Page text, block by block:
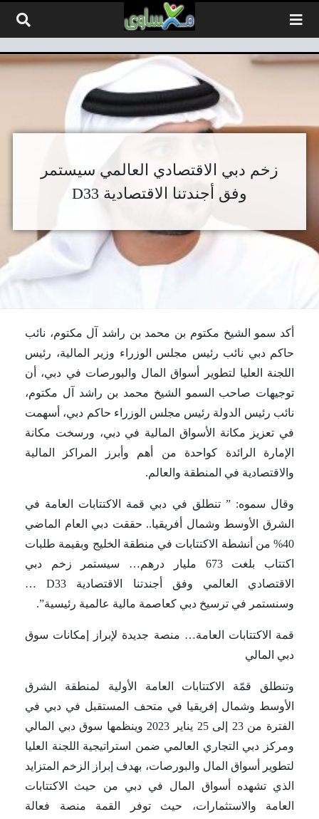
زخم دبي الاقتصادي العالمي سيستمر
وفق أجندتنا الاقتصادية D33
أكد سمو الشيخ مكتوم بن محمد بن راشد آل مكتوم، نائب
حاكم دبي نائب رئيس مجلس الوزراء وزير المالية، رئيس
اللجنة العليا لتطوير أسواق المال والبورصات في دبي، أن
توجيهات صاحب السمو الشيخ محمد بن راشد آل مكتوم،
نائب رئيس الدولة رئيس مجلس الوزراء حاكم دبي، أسهمت
في تعزيز مكانة الأسواق المالية في دبي، ورسخت مكانة
الإمارة الرائدة كواحدة من أهم وأبرز المراكز المالية
والاقتصادية في المنطقة والعالم.
وقال سموه: ” تنطلق في دبي قمة الاكتتابات العامة في
الشرق الأوسط وشمال أفريقيا.. حققت دبي العام الماضي
40% من أنشطة الاكتتابات في منطقة الخليج وبقيمة طلبات
اكتتاب بلغت 673 مليار درهم… سيستمر زخم دبي
الاقتصادي العالمي وفق أجندتنا الاقتصادية D33 …
وسنستمر في ترسيخ دبي كعاصمة مالية عالمية رئيسية”.
قمة الاكتتابات العامة… منصة جديدة لإبراز إمكانات سوق
دبي المالي
وتنطلق قمّة الاكتتابات العامة الأولية لمنطقة الشرق
الأوسط وشمال إفريقيا في متحف المستقبل في دبي في
الفترة من 23 إلى 25 يناير 2023 وينظمها سوق دبي المالي
ومركز دبي التجاري العالمي ضمن استراتيجية اللجنة العليا
لتطوير أسواق المال والبورصات، بهدف إبراز الزخم المتزايد
الذي تشهده أسواق المال في دبي من حيث الاكتتابات
العامة والاستثمارات، حيث توفر القمة منصة فعالة